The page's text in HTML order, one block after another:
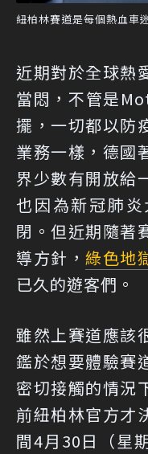
紐柏林賽道是每個熱血車
近期對於全球熱
當悶，不管是
擺，一切都以防
業務一樣，德國
界少數有開放給
也因為新冠肺
閉。但近期隨著
導方針， 綠色地
已久的遊客們。
雖然上賽道應該
鑑於想要體驗賽
密切接觸的情況
前紐柏林官方才
間4月30日（星